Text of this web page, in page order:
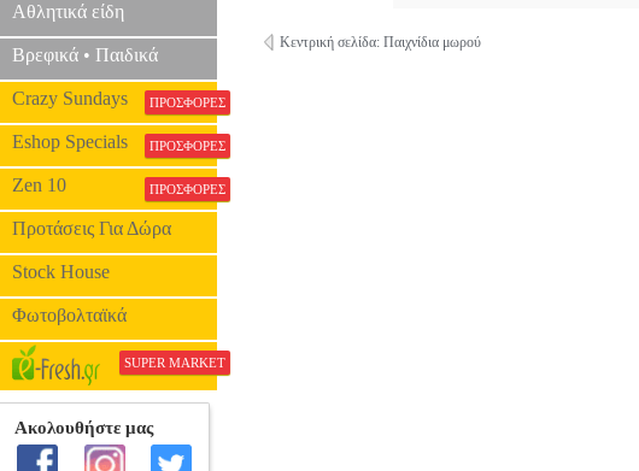
Αθλητικά είδη
Βρεφικά • Παιδικά
Crazy Sundays ΠΡΟΣΦΟΡΕΣ
Eshop Specials ΠΡΟΣΦΟΡΕΣ
Zen 10 ΠΡΟΣΦΟΡΕΣ
Προτάσεις Για Δώρα
Stock House
Φωτοβολταϊκά
SUPER MARKET
Κεντρική σελίδα: Παιχνίδια μωρού